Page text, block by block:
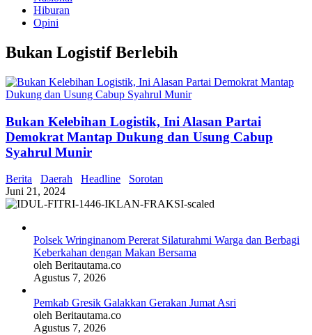
Hiburan
Opini
Bukan Logistif Berlebih
Bukan Kelebihan Logistik, Ini Alasan Partai
Demokrat Mantap Dukung dan Usung Cabup
Syahrul Munir
Berita Daerah Headline
Sorotan
Juni 21, 2024
Polsek Wringinanom Pererat Silaturahmi Warga dan Berbagi
Keberkahan dengan Makan Bersama
oleh Beritautama.co
Agustus 7, 2026
Pemkab Gresik Galakkan Gerakan Jumat Asri
oleh Beritautama.co
Agustus 7, 2026